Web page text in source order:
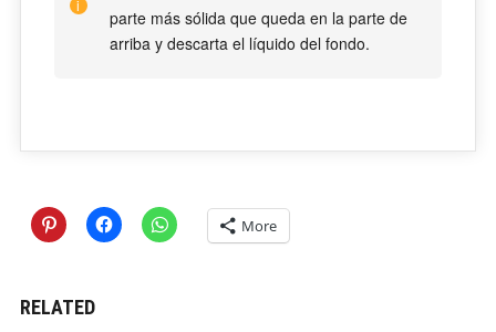
parte más sólida que queda en la parte de
arriba y descarta el líquido del fondo.
More
RELATED